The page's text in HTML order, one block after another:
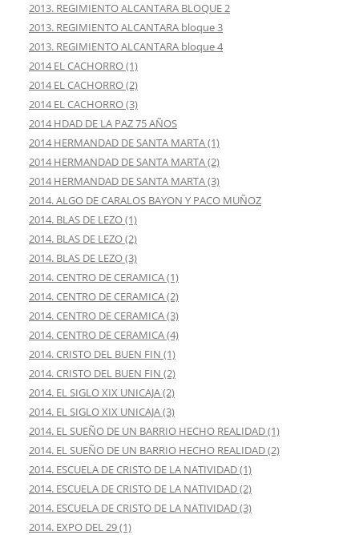
2013. REGIMIENTO ALCANTARA BLOQUE 2
2013. REGIMIENTO ALCANTARA bloque 3
2013. REGIMIENTO ALCANTARA bloque 4
2014 EL CACHORRO (1)
2014 EL CACHORRO (2)
2014 EL CACHORRO (3)
2014 HDAD DE LA PAZ 75 AÑOS
2014 HERMANDAD DE SANTA MARTA (1)
2014 HERMANDAD DE SANTA MARTA (2)
2014 HERMANDAD DE SANTA MARTA (3)
2014. ALGO DE CARALOS BAYON Y PACO MUÑOZ
2014. BLAS DE LEZO (1)
2014. BLAS DE LEZO (2)
2014. BLAS DE LEZO (3)
2014. CENTRO DE CERAMICA (1)
2014. CENTRO DE CERAMICA (2)
2014. CENTRO DE CERAMICA (3)
2014. CENTRO DE CERAMICA (4)
2014. CRISTO DEL BUEN FIN (1)
2014. CRISTO DEL BUEN FIN (2)
2014. EL SIGLO XIX UNICAJA (2)
2014. EL SIGLO XIX UNICAJA (3)
2014. EL SUEÑO DE UN BARRIO HECHO REALIDAD (1)
2014. EL SUEÑO DE UN BARRIO HECHO REALIDAD (2)
2014. ESCUELA DE CRISTO DE LA NATIVIDAD (1)
2014. ESCUELA DE CRISTO DE LA NATIVIDAD (2)
2014. ESCUELA DE CRISTO DE LA NATIVIDAD (3)
2014. EXPO DEL 29 (1)